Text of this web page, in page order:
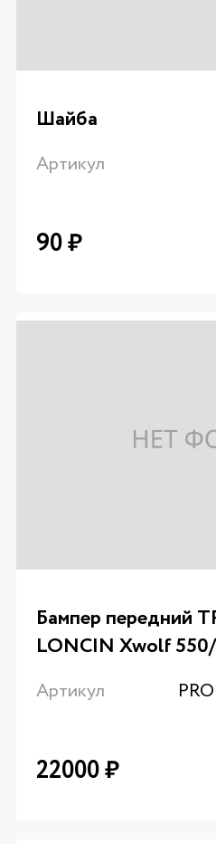
Шайба
Артикул
90₽
Бампер передний
LONCIN Xwolf
Артикул
22000₽